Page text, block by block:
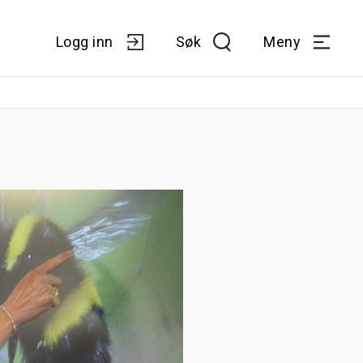
Logg inn Søk Meny